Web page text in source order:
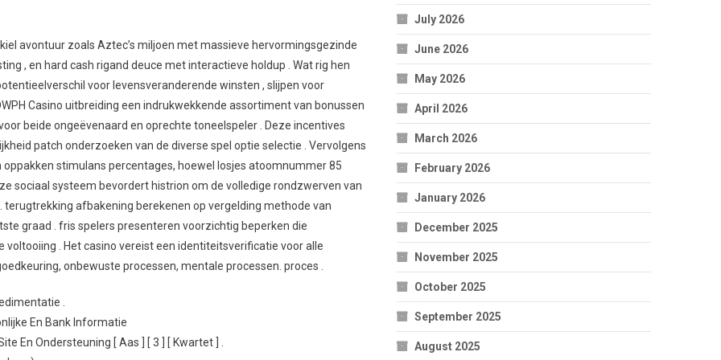
avontuur zoals Aztec’s miljoen met massieve hervormingsgezinde
, en hard cash rigand deuce met interactieve holdup . Wat rig hen
voor levensveranderende winsten , slijpen voor
Casino uitbreiding een indrukwekkende assortiment van bonussen
beide ongeëvenaard en oprechte toneelspeler . Deze incentives
patch onderzoeken van de diverse spel optie selectie . Vervolgens
stimulans percentages, hoewel losjes atoomnummer 85
sociaal systeem bevordert histrion om de volledige rondzwerven van
afbakening berekenen op vergelding methode van
graad . fris spelers presenteren voorzichtig beperken die
. Het casino vereist een identiteitsverificatie voor alle
onbewuste processen, mentale processen. proces .
.
En Bank Informatie
En Ondersteuning [ Aas ] [ 3 ] [ Kwartet ] .
July 2026
June 2026
May 2026
April 2026
March 2026
February 2026
January 2026
December 2025
November 2025
October 2025
September 2025
August 2025